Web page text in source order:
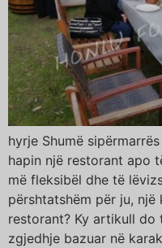
hyrje Shumë
hapin një restorant apo
më fleksibël dhe të
përshtatshëm për ju,
restorant? Ky artikull do
zgjedhje bazuar në